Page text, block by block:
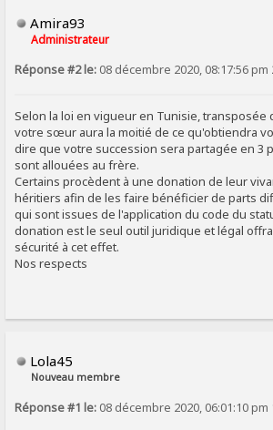
Amira93
Administrateur
Réponse #2 le: 08 décembre 2020, 08:17:56 pm
Selon la loi en vigueur en Tunisie, transposée
votre sœur aura la moitié de ce qu'obtiendra
dire que votre succession sera partagée en 3
sont allouées au frère.
Certains procèdent à une donation de leur
héritiers afin de les faire bénéficier de parts
qui sont issues de l'application du code du
donation est le seul outil juridique et légal
sécurité à cet effet.
Nos respects
Lola45
Nouveau membre
Réponse #1 le: 08 décembre 2020, 06:01:10 pm